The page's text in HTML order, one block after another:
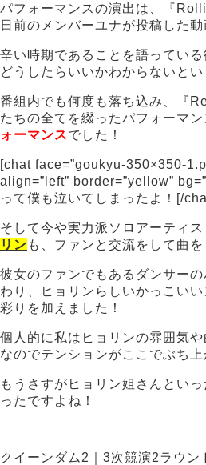
パフォーマンスの演出は、『
日前のメンバーユナが投稿した動
辛い時期であることを語っている
どうしたらいいかわからないとい
番組内でも何度も落ち込み、『
たちの全てを綴ったパフォーマン
ォーマンスでした！
[chat face=”goukyu-350×350-
align=”left” border=”yellow”
って僕も泣いてしまったよ！[/
そして今や実力派ソロアーティ
リン も、ファンと交流をして曲を
彼女のファンでもあるダンサー
わり、ヒョリンらしいかっこい
彩りを加えました！
個人的に私はヒョリンの雰囲気
なのでテンションがここでぶち上
もうさすがヒョリン姐さんとい
ったですよね！
クイーンダム2｜3次競演2ラウン